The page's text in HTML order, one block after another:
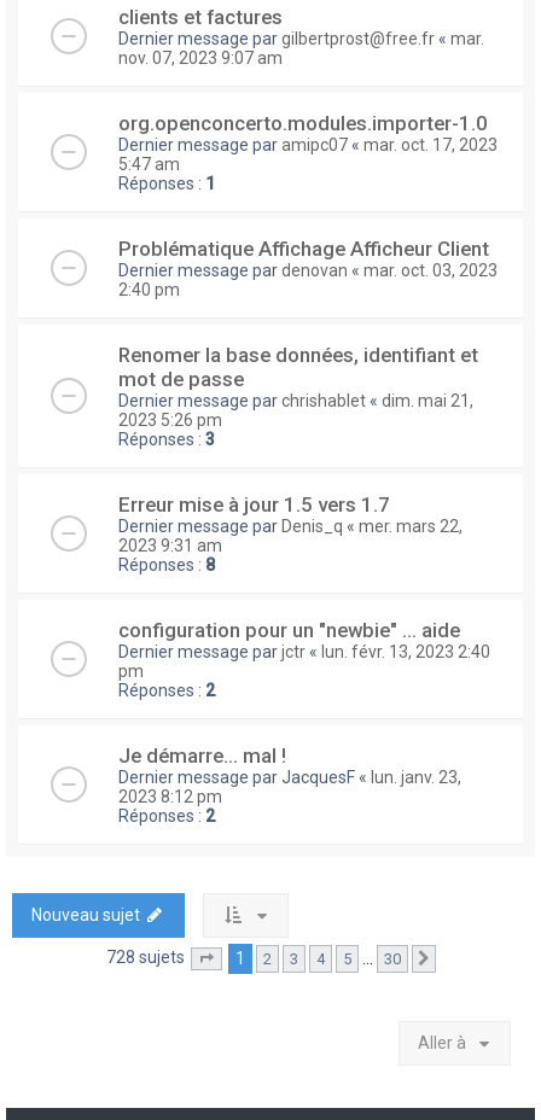
clients et factures
Dernier message pargilbertprost@free.fr « mar.
nov. 07, 2023 9:07 am
org.openconcerto.modules.importer-1.0
Dernier message paramipc07 « mar. oct. 17, 2023
5:47 am
Réponses : 1
Problématique Affichage Afficheur Client
Dernier message pardenovan « mar. oct. 03, 2023
2:40 pm
Renomer la base données, identifiant et
mot de passe
Dernier message parchrishablet « dim. mai 21,
2023 5:26 pm
Réponses : 3
Erreur mise à jour 1.5 vers 1.7
Dernier message par Denis_q « mer. mars 22,
2023 9:31 am
Réponses : 8
configuration pour un "newbie" ... aide
Dernier message parjctr « lun. févr. 13, 2023 2:40
pm
Réponses : 2
Je démarre... mal !
Dernier message parJacquesF « lun. janv. 23,
2023 8:12 pm
Réponses : 2
Nouveau sujet
728 sujets Page sur30
1 2 3 4 5 … 30
Aller à